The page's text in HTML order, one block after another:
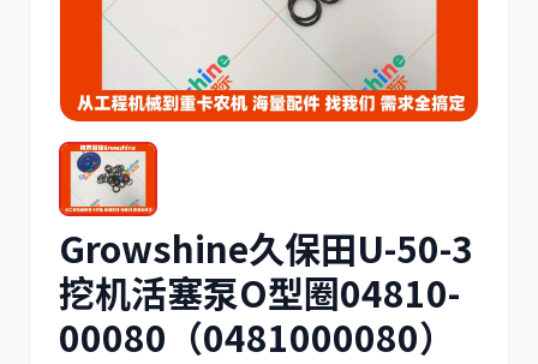
日立 久保田
博世
Growshine久保田U-50-3
挖机活塞泵O型圈04810-
00080（0481000080）